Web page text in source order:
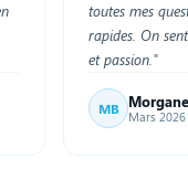
toutes mes
rapides. On
et passion."
MB Mars 2026